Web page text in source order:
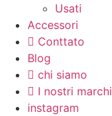
Usati
Accessori
Conttato
Blog
chi siamo
I nostri
instagram